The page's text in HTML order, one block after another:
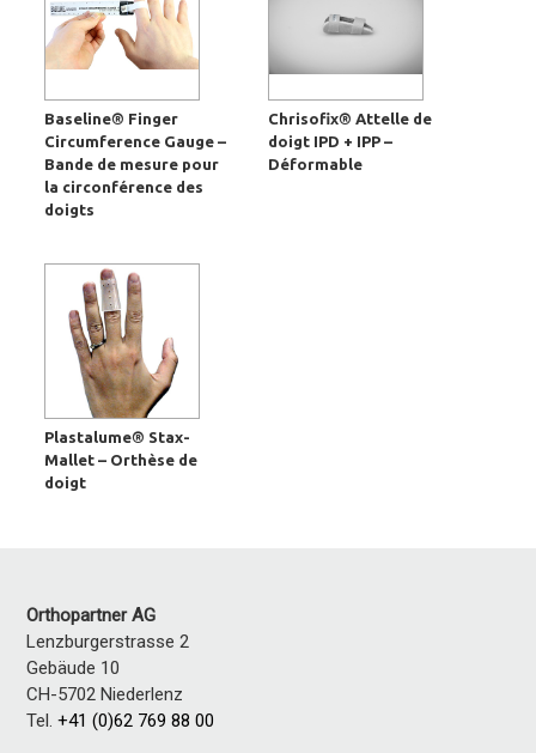
Baseline® Finger
Circumference Gauge –
Bande de mesure pour
la circonférence des
doigts
Chrisofix® Attelle de
doigt IPD + IPP –
Déformable
Plastalume® Stax-
Mallet – Orthèse de
doigt
Orthopartner AG
Lenzburgerstrasse 2
Gebäude 10
CH-5702 Niederlenz
Tel.+41 (0)62 769 88 00